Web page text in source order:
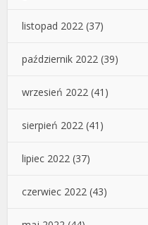
listopad 2022 (37)
październik 2022 (39)
wrzesień 2022 (41)
sierpień 2022 (41)
lipiec 2022 (37)
czerwiec 2022 (43)